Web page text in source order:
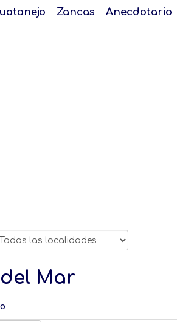
Zancas Anecdotario
Mar